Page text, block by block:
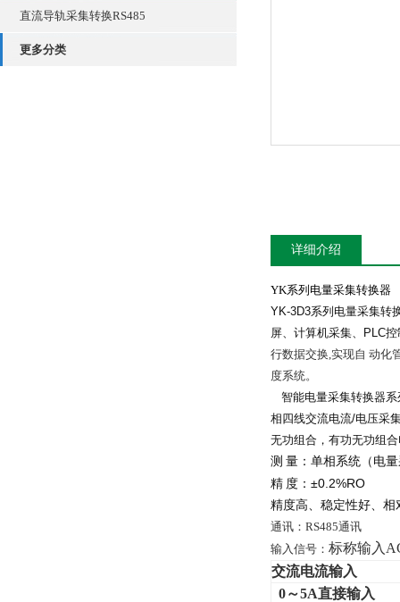
直流导轨采集转换RS485
更多分类
详细介绍
YK系列电量采集转换器
YK-3D3系列 电量采集转
屏、计算机采集、
PLC控
行数据交换,实现自 动化
度系统。
智能电量采集转换器系
相四线交流电流/电压采
无功组合，有功无功组
测 量：单相系统（电
精 度： ±0.2%RO
精度高、稳定性好、相
通讯： RS485通讯
输入信号： 标称输入
交流电流输入
0～5A直接输入